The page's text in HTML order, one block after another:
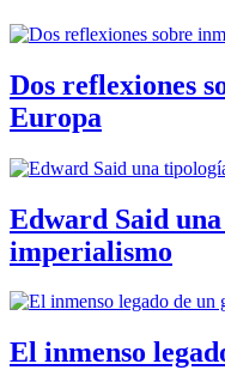
Dos reflexiones
Europa
Edward Said
imperialismo
El inmenso